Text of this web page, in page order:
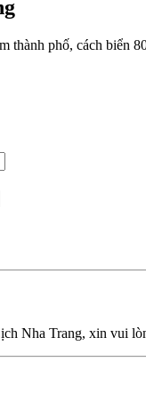
thành phố, cách biển
Nha Trang, xin vui